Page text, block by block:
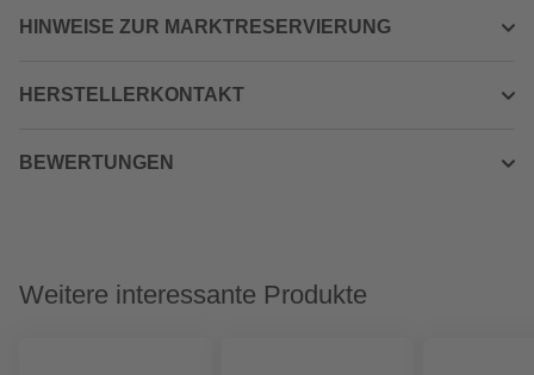
HINWEISE ZUR MARKTRESERVIERUNG
HERSTELLERKONTAKT
BEWERTUNGEN
Weitere interessante Produkte